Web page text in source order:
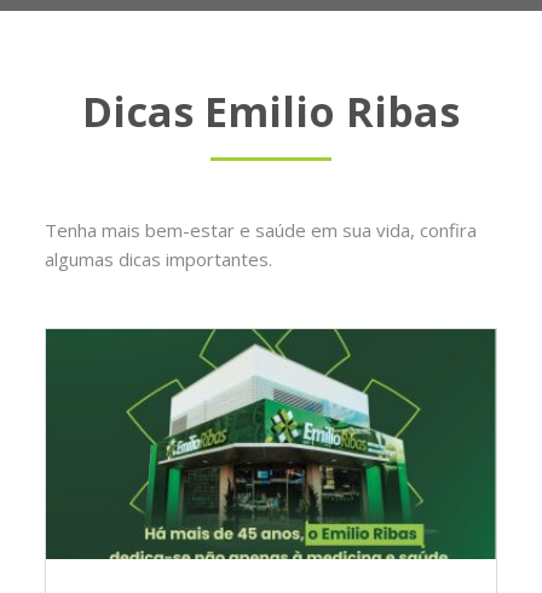
Dicas Emilio Ribas
Tenha mais bem-estar e saúde em sua vida, confira
algumas dicas importantes.